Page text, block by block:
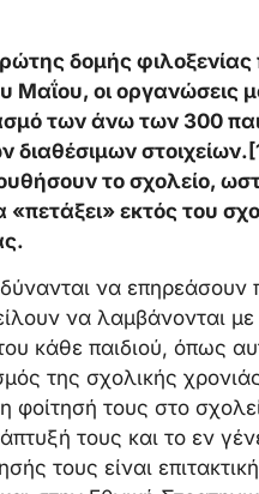
δομής φιλοξενίας
Μαΐου, οι
των άνω των 300
διαθέσιμων
το σχολείο,
εκτός του
να επηρεάσουν
να λαμβάνονται
κάθε παιδιού, όπως
της σχολικής
φοίτησή τους στο
τους και το εν
τους είναι